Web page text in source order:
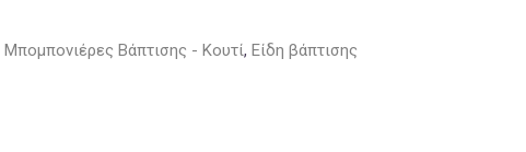
Μπομπονιέρες Βάπτισης - Κουτί, Είδη βάπτισης